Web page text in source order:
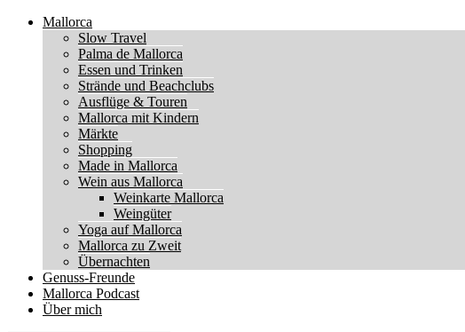
Mallorca
Slow Travel
Palma de Mallorca
Essen und Trinken
Strände und Beachclubs
Ausflüge & Touren
Mallorca mit Kindern
Märkte
Shopping
Made in Mallorca
Wein aus Mallorca
Weinkarte Mallorca
Weingüter
Yoga auf Mallorca
Mallorca zu Zweit
Übernachten
Genuss-Freunde
Mallorca Podcast
Über mich